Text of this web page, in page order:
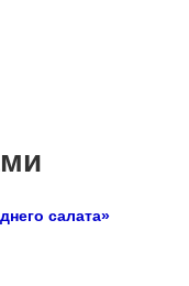
салата»